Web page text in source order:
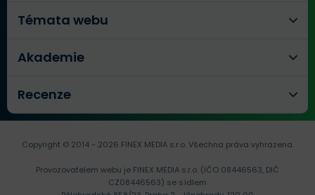
Témata webu
Akademie
Recenze
Copyright © 2014 - 2026 FINEX MEDIA s.r.o.Všechna práva vyhrazena.
Provozovatelem webu je FINEX MEDIA s.r.o. (IČO 08446563, DIČ
CZ08446563) se sídlem